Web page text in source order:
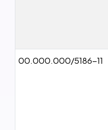
00.000.000/5186-11